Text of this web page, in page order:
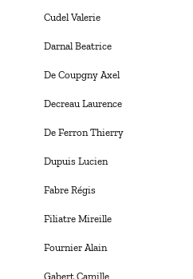
Cudel Valerie
Darnal Beatrice
De Coupgny Axel
Decreau Laurence
De Ferron Thierry
Dupuis Lucien
Fabre Régis
Filiatre Mireille
Fournier Alain
Gabert Camille